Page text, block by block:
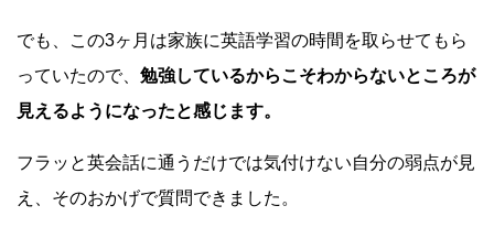
でも、この3ヶ月は家族に英語学習の時間を取らせてもら
っていたので、 勉強しているからこそわからないところが
見えるようになったと感じます。
フラッと英会話に通うだけでは気付けない自分の弱点が見
え、そのおかげで質問できました。